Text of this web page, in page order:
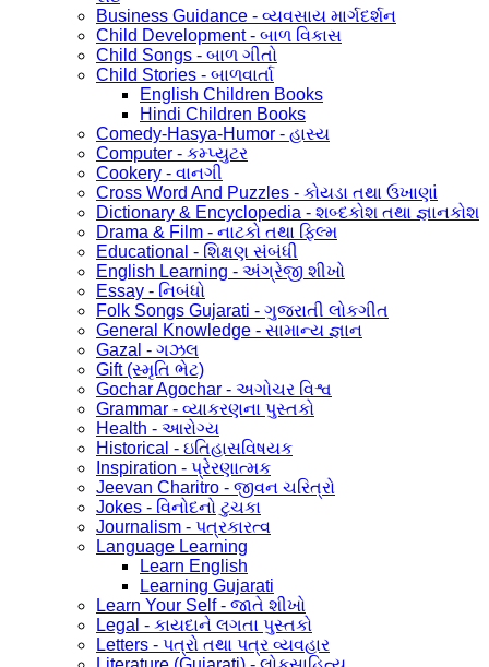
Business Guidance - વ્યવસાય માર્ગદર્શન
Child Development - બાળ વિકાસ
Child Songs - બાળ ગીતો
Child Stories - બાળવાર્તા
English Children Books
Hindi Children Books
Comedy-Hasya-Humor - હાસ્ય
Computer - કમ્પ્યુટર
Cookery - વાનગી
Cross Word And Puzzles - કોયડા તથા ઉખાણાં
Dictionary & Encyclopedia - શબ્દકોશ તથા જ્ઞાનકોશ
Drama & Film - નાટકો તથા ફિલ્મ
Educational - શિક્ષણ સંબંધી
English Learning - અંગ્રેજી શીખો
Essay - નિબંધો
Folk Songs Gujarati - ગુજરાતી લોકગીત
General Knowledge - સામાન્ય જ્ઞાન
Gazal - ગઝલ
Gift (સ્મૃતિ ભેટ)
Gochar Agochar - અગોચર વિશ્વ
Grammar - વ્યાકરણના પુસ્તકો
Health - આરોગ્ય
Historical - ઇતિહાસવિષયક
Inspiration - પ્રેરણાત્મક
Jeevan Charitro - જીવન ચરિત્રો
Jokes - વિનોદનો ટુચકા
Journalism - પત્રકારત્વ
Language Learning
Learn English
Learning Gujarati
Learn Your Self - જાતે શીખો
Legal - કાયદાને લગતા પુસ્તકો
Letters - પત્રો તથા પત્ર વ્યવહાર